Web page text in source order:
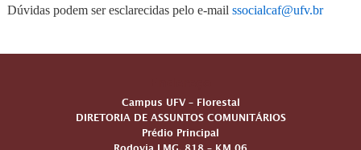
Dúvidas podem ser esclarecidas pelo e-mail ssocialcaf@ufv.br
Campus UFV – Florestal
DIRETORIA DE ASSUNTOS COMUNITÁRIOS
Prédio Principal